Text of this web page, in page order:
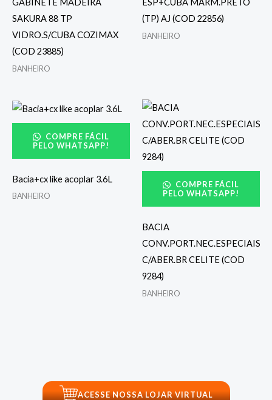
GABINETE MADEIRA
SAKURA 88 TP
VIDRO.S/CUBA COZIMAX
(COD 23885)
BANHEIRO
ESP+CUBA MARM.PRETO
(TP) AJ (COD 22856)
BANHEIRO
COMPRE FÁCIL
PELO WHATSAPP!
Bacia+cx like acoplar 3.6L
BANHEIRO
COMPRE FÁCIL
PELO WHATSAPP!
BACIA
CONV.PORT.NEC.ESPECIAIS
C/ABER.BR CELITE (COD
9284)
BANHEIRO
ACESSE NOSSA LOJAR VIRTUAL